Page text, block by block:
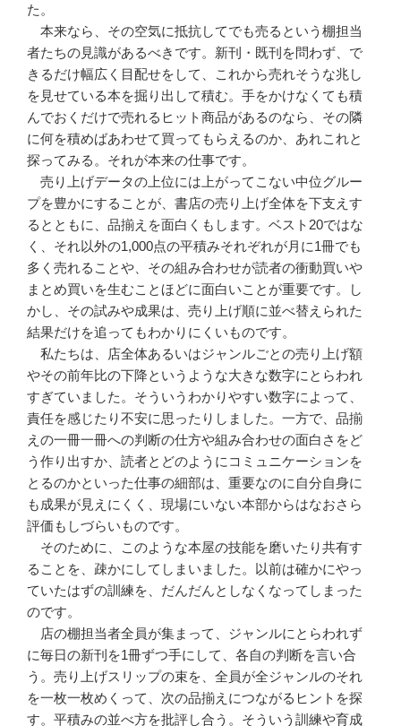
た。
本来なら、その空気に抵抗してでも売るという棚担当
者たちの見識があるべきです。新刊・既刊を問わず、で
きるだけ幅広く目配せをして、これから売れそうな兆し
を見せている本を掘り出して積む。手をかけなくても積
んでおくだけで売れるヒット商品があるのなら、その隣
に何を積めばあわせて買ってもらえるのか、あれこれと
探ってみる。それが本来の仕事です。
売り上げデータの上位には上がってこない中位グルー
プを豊かにすることが、書店の売り上げ全体を下支えす
るとともに、品揃えを面白くもします。ベスト20ではな
く、それ以外の1,000点の平積みそれぞれが月に1冊でも
多く売れることや、その組み合わせが読者の衝動買いや
まとめ買いを生むことほどに面白いことが重要です。し
かし、その試みや成果は、売り上げ順に並べ替えられた
結果だけを追ってもわかりにくいものです。
私たちは、店全体あるいはジャンルごとの売り上げ額
やその前年比の下降というような大きな数字にとらわれ
すぎていました。そういうわかりやすい数字によって、
責任を感じたり不安に思ったりしました。一方で、品揃
えの一冊一冊への判断の仕方や組み合わせの面白さをど
う作り出すか、読者とどのようにコミュニケーションを
とるのかといった仕事の細部は、重要なのに自分自身に
も成果が見えにくく、現場にいない本部からはなおさら
評価もしづらいものです。
そのために、このような本屋の技能を磨いたり共有す
ることを、疎かにしてしまいました。以前は確かにやっ
ていたはずの訓練を、だんだんとしなくなってしまった
のです。
店の棚担当者全員が集まって、ジャンルにとらわれず
に毎日の新刊を1冊ずつ手にして、各自の判断を言い合
う。売り上げスリップの束を、全員が全ジャンルのそれ
を一枚一枚めくって、次の品揃えにつながるヒントを探
す。平積みの並べ方を批評し合う。そういう訓練や育成